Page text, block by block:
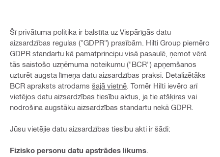
Šī privātuma politika ir balstīta uz Vispārīgās datu
aizsardzības regulas ("GDPR") prasībām. Hilti Group piemēro
GDPR standartu kā pamatprincipu visā pasaulē, ņemot vērā
tās saistošo uzņēmuma noteikumu ("BCR") apņemšanos
uzturēt augsta līmeņa datu aizsardzības praksi. Detalizētāks
BCR apraksts atrodams šajā vietnē . Tomēr Hilti ievēro arī
vietējos datu aizsardzības tiesību aktus, ja tie atšķiras vai
nodrošina augstāku aizsardzības standartu nekā GDPR.
Jūsu vietējie datu aizsardzības tiesību akti ir šādi:
Fizisko personu datu apstrādes likums